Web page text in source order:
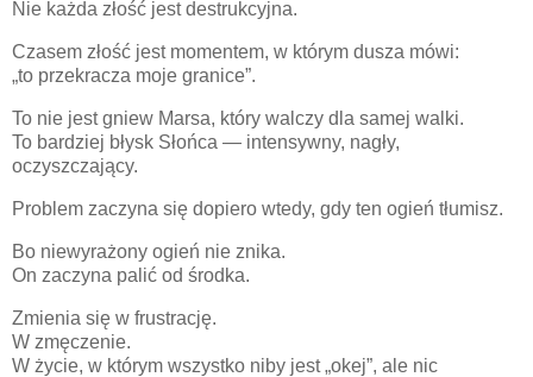
Nie każda złość jest destrukcyjna.
Czasem złość jest momentem, w którym dusza mówi:
„to przekracza moje granice”.
To nie jest gniew Marsa, który walczy dla samej walki.
To bardziej błysk Słońca — intensywny, nagły,
oczyszczający.
Problem zaczyna się dopiero wtedy, gdy ten ogień tłumisz.
Bo niewyrażony ogień nie znika.
On zaczyna palić od środka.
Zmienia się w frustrację.
W zmęczenie.
W życie, w którym wszystko niby jest „okej”, ale nic